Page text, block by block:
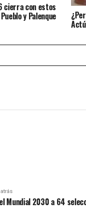
cierra con estos
y Palenque
Mundial 2030 a 64